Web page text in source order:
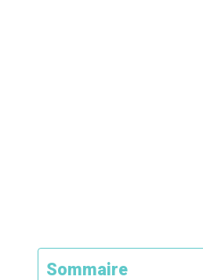
Sommaire